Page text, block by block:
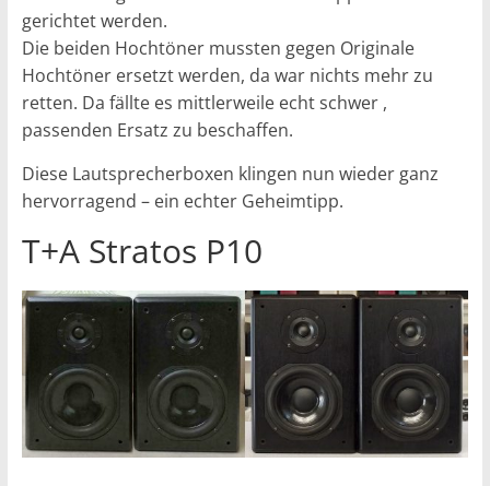
gerichtet werden.
Die beiden Hochtöner mussten gegen Originale
Hochtöner ersetzt werden, da war nichts mehr zu
retten. Da fällte es mittlerweile echt schwer ,
passenden Ersatz zu beschaffen.
Diese Lautsprecherboxen klingen nun wieder ganz
hervorragend – ein echter Geheimtipp.
T+A Stratos P10